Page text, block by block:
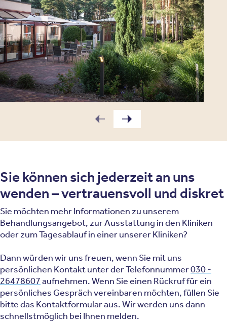
Sie können sich jederzeit an uns
wenden – vertrauensvoll und diskret
Sie möchten mehr Informationen zu unserem
Behandlungsangebot, zur Ausstattung in den Kliniken
oder zum Tagesablauf in einer unserer Kliniken?
Dann würden wir uns freuen, wenn Sie mit uns
persönlichen Kontakt unter der Telefonnummer030 -
26478607aufnehmen. Wenn Sie einen Rückruf für ein
persönliches Gespräch vereinbaren möchten, füllen Sie
bitte das Kontaktformular aus. Wir werden uns dann
schnellstmöglich bei Ihnen melden.